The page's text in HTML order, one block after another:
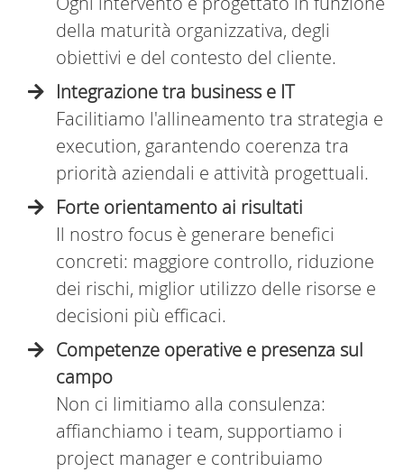
della maturità organizzativa, degli
obiettivi e del contesto del cliente.
Integrazione tra business e IT
Facilitiamo l'allineamento tra strategia e
execution, garantendo coerenza tra
priorità aziendali e attività progettuali.
Forte orientamento ai risultati
Il nostro focus è generare benefici
concreti: maggiore controllo, riduzione
dei rischi, miglior utilizzo delle risorse e
decisioni più efficaci.
Competenze operative e presenza sul
campo
Non ci limitiamo alla consulenza:
affianchiamo i team, supportiamo i
project manager e contribuiamo